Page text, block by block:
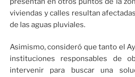
viviendas y calles resultan
de las aguas pluviales.
Asimismo, consideró que tanto el
instituciones responsables de
intervenir para buscar una